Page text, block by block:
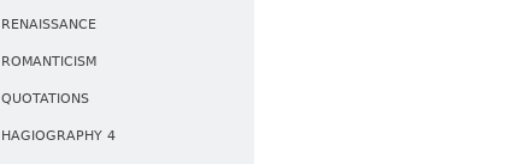
RENAISSANCE
ROMANTICISM
QUOTATIONS
HAGIOGRAPHY 4